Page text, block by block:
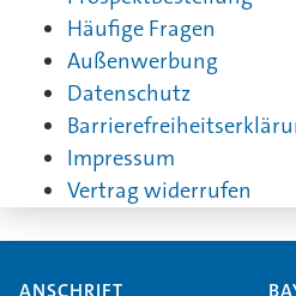
Häufige Fragen
Außenwerbung
Datenschutz
Impressum
Vertrag widerrufen
ANSCHRIFT